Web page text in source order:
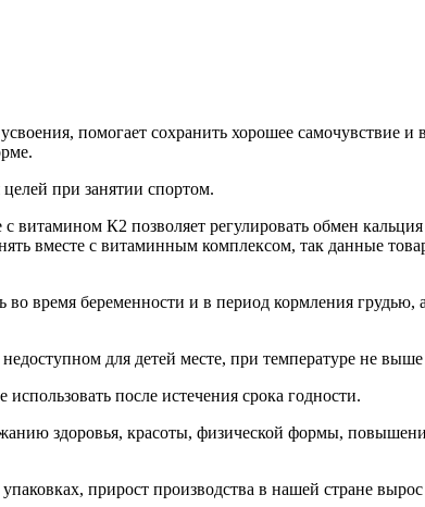
помогает сохранить хорошее самочувствие и
при занятии спортом.
витамином К2 позволяет регулировать обмен
вместе с витаминным комплексом, так данные
время беременности и в период кормления грудью,
для детей месте, при температуре не выше
после истечения срока годности.
здоровья, красоты, физической формы,
прирост производства в нашей стране